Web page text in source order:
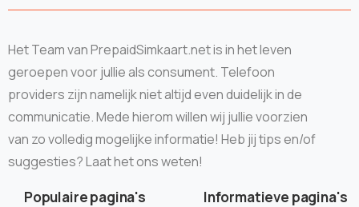
Het Team van PrepaidSimkaart.net is in het leven
geroepen voor jullie als consument. Telefoon
providers zijn namelijk niet altijd even duidelijk in de
communicatie. Mede hierom willen wij jullie voorzien
van zo volledig mogelijke informatie! Heb jij tips en/of
suggesties? Laat het ons weten!
Populaire pagina's Informatieve pagina's